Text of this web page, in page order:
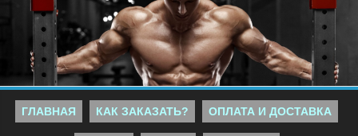
ГЛАВНАЯ КАК ЗАКАЗАТЬ? ОПЛАТА И ДОСТАВКА